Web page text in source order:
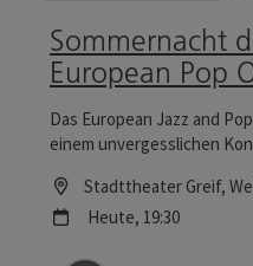
Sommernacht
European Pop
Das European Jazz and
einem unvergesslichen
atemberaubenden Live-
Location
Stadttheater Greif,
Nächster Termin
Heute, 19:30